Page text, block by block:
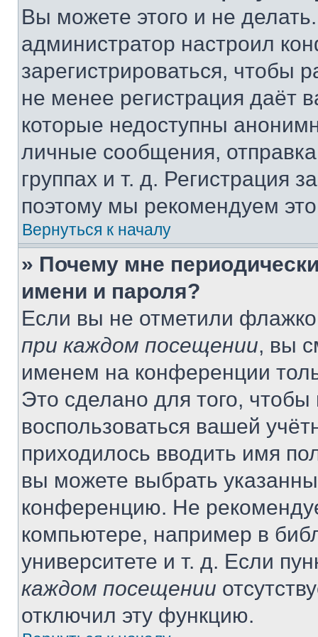
Вы можете этого и не
администратор настроил
зарегистрироваться, чтобы
не менее регистрация даёт
которые недоступны
личные сообщения,
группах и т. д. Регистрация
поэтому мы рекомендуем
Вернуться к началу
» Почему мне
имени и пароля?
Если вы не отметили
при каждом посещении, вы
именем на конференции
Это сделано для того, чтобы
воспользоваться вашей
приходилось вводить имя
вы можете выбрать
конференцию. Не
компьютере, например в
университете и т. д. Если
каждом посещении
отключил эту функцию.